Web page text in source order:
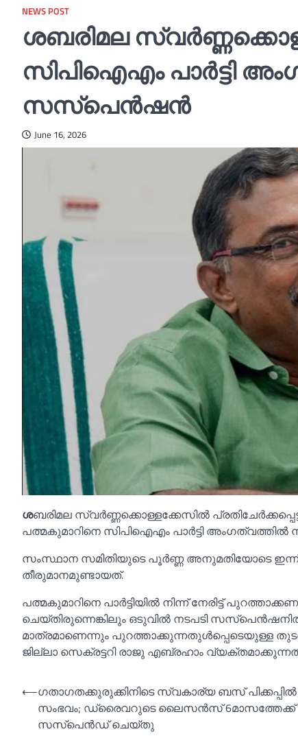
NEWS POST
ശബരിമല
സിപിഐഎം പാര്‍ട്ടി
സസ്പെൻഷൻ
June 16, 2026
ശബരിമല സ്വർണ്ണക്കൊള്ളക്കേസില്‍
പത്മകുമാറിനെ സിപിഐഎം പാർട്ടി
സംസ്ഥാന സമിതിയുടെ പൂർണ്ണ അനുമതിയോടെ ഇന്ന്
തീരുമാനമുണ്ടായത്.
പത്മകുമാറിനെ പാർട്ടിയില്‍ നിന്ന് നേരിട്ട്
ചെയ്തിരുന്നെങ്കിലും ഒടുവില്‍ നടപടി
മാത്രമാണെന്നും പുറത്താക്കുന്നതുള്‍പ്പെടെയുള്ള
ജില്ലാ സെക്രട്ടറി രാജു എബ്രഹാം
Post
navigation
⟵ഗതാഗതക്കുരുക്കിനിടെ സ്വകാര്യ ബസ് പിക്കപ്പില്‍
സംഭവം; ഡ്രൈവറുടെ ലൈസന്‍സ് 6മാസത്തേക്ക്
സസ്‌പെന്‍ഡ് ചെയ്തു